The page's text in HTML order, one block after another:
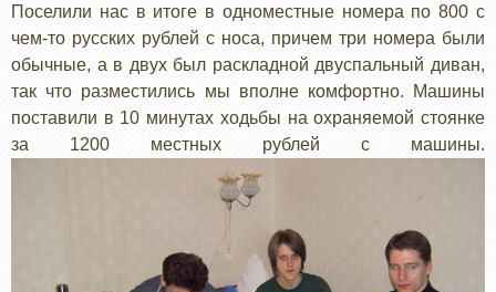
Поселили нас в итоге в одноместные номера по 800 с
чем-то русских рублей с носа, причем три номера были
обычные, а в двух был раскладной двуспальный диван,
так что разместились мы вполне комфортно. Машины
поставили в 10 минутах ходьбы на охраняемой стоянке
за 1200 местных рублей с машины.